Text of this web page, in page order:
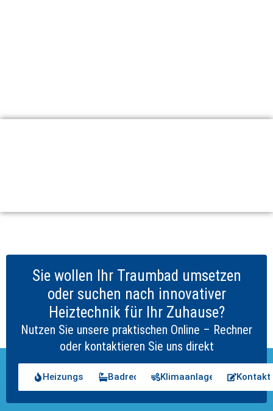
Sie wollen Ihr Traumbad umsetzen
oder suchen nach innovativer
Heiztechnik für Ihr Zuhause?
Nutzen Sie unsere praktischen Online – Rechner
oder kontaktieren Sie uns direkt
HeizungsrechnerBadrechnerKlimaanlagenrechnerKontakt